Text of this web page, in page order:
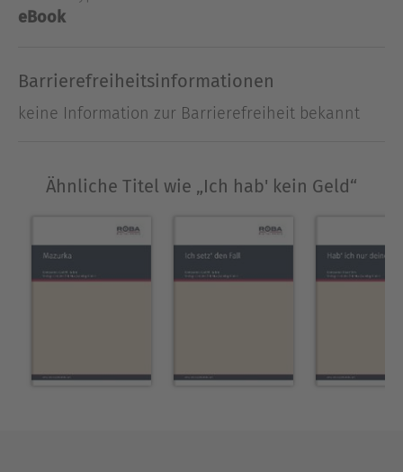
eBook
Barrierefreiheitsinformationen
keine Information zur Barrierefreiheit bekannt
Ähnliche Titel wie „Ich hab' kein Geld“